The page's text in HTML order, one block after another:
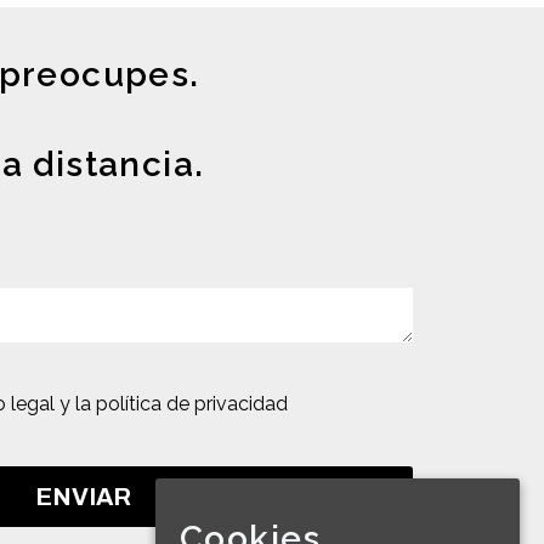
distancia.
legal y la política de privacidad